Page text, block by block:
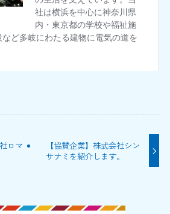
ロマ
【協賛企業】株式会社シン
サナミを紹介します。